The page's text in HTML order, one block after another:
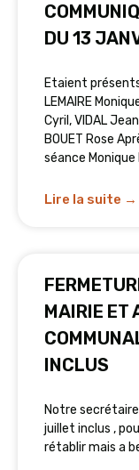
DU 13
Etaient présents
LEMAIRE
Cyril, VIDAL
BOUET Rose
séance Monique
Lire la suite →
MAIRIE ET
INCLUS
Notre
juillet inclus ,
rétablir mais a